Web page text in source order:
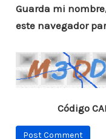
Guarda mi
este navegador
Código